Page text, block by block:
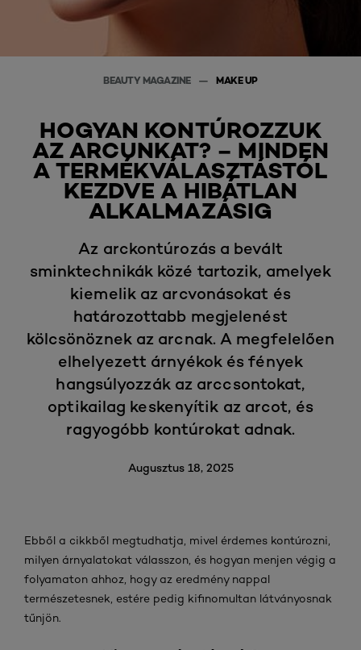
BEAUTY MAGAZINE MAKE UP
HOGYAN KONTÚROZZUK
AZ ARCUNKAT? – MINDEN
A TERMÉKVÁLASZTÁSTÓL
KEZDVE A HIBÁTLAN
ALKALMAZÁSIG
Az arckontúrozás a bevált
sminktechnikák közé tartozik, amelyek
kiemelik az arcvonásokat és
határozottabb megjelenést
kölcsönöznek az arcnak. A megfelelően
elhelyezett árnyékok és fények
hangsúlyozzák az arccsontokat,
optikailag keskenyítik az arcot, és
ragyogóbb kontúrokat adnak.
Augusztus 18, 2025
Ebből a cikkből megtudhatja, mivel érdemes kontúrozni,
milyen árnyalatokat válasszon, és hogyan menjen végig a
folyamaton ahhoz, hogy az eredmény nappal
természetesnek, estére pedig kifinomultan látványosnak
tűnjön.